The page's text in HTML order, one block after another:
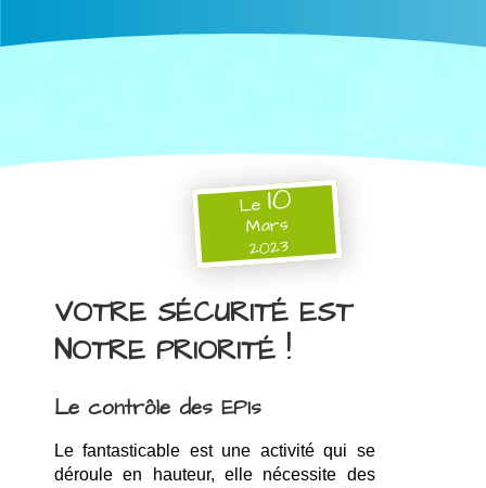
Le10
Mars
2023
VOTRE SÉCURITÉ EST
NOTRE PRIORITÉ !
Le contrôle des EPIs
Le fantasticable est une activité qui se
déroule en hauteur, elle nécessite des